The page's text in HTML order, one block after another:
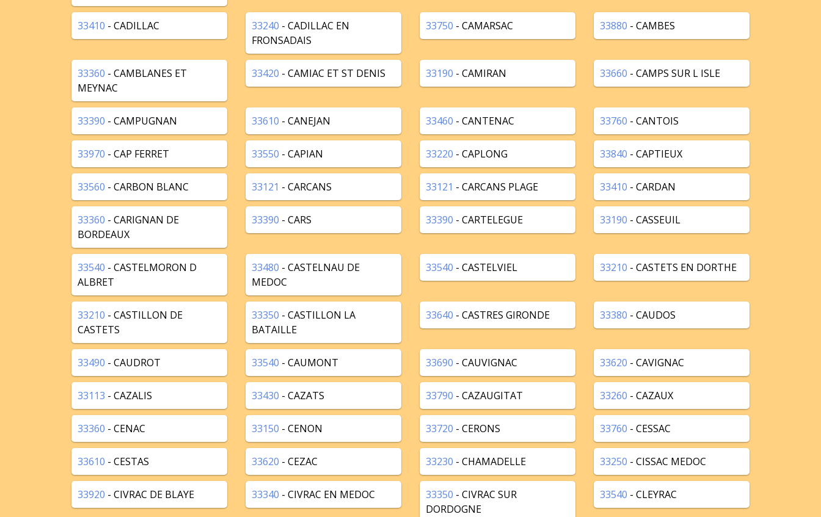
33410 - CADILLAC 33240 - CADILLAC EN
FRONSADAIS
33750 - CAMARSAC 33880 - CAMBES
33360 - CAMBLANES ET
MEYNAC
33420 - CAMIAC ET ST DENIS 33190 - CAMIRAN 33660 - CAMPS SUR L ISLE
33390 - CAMPUGNAN 33610 - CANEJAN 33460 - CANTENAC 33760 - CANTOIS
33970 - CAP FERRET 33550 - CAPIAN 33220 - CAPLONG 33840 - CAPTIEUX
33560 - CARBON BLANC 33121 - CARCANS 33121 - CARCANS PLAGE 33410 - CARDAN
33360 - CARIGNAN DE
BORDEAUX
33390 - CARS 33390 - CARTELEGUE 33190 - CASSEUIL
33540 - CASTELMORON D
ALBRET
33480 - CASTELNAU DE
MEDOC
33540 - CASTELVIEL 33210 - CASTETS EN DORTHE
33210 - CASTILLON DE
CASTETS
33350 - CASTILLON LA
BATAILLE
33640 - CASTRES GIRONDE 33380 - CAUDOS
33490 - CAUDROT 33540 - CAUMONT 33690 - CAUVIGNAC 33620 - CAVIGNAC
33113 - CAZALIS 33430 - CAZATS 33790 - CAZAUGITAT 33260 - CAZAUX
33360 - CENAC 33150 - CENON 33720 - CERONS 33760 - CESSAC
33610 - CESTAS 33620 - CEZAC 33230 - CHAMADELLE 33250 - CISSAC MEDOC
33920 - CIVRAC DE BLAYE 33340 - CIVRAC EN MEDOC 33350 - CIVRAC SUR
DORDOGNE
33540 - CLEYRAC